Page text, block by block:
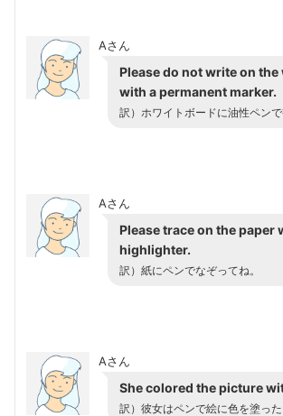
Aさん
Please do not write on
with a permanent marker.
訳）ホワイトボードに油性ペンで
Aさん
Please trace on the paper
highlighter.
訳）紙にペンでなぞってね。
Aさん
She colored the picture
訳）彼女はペンで絵に色を塗った